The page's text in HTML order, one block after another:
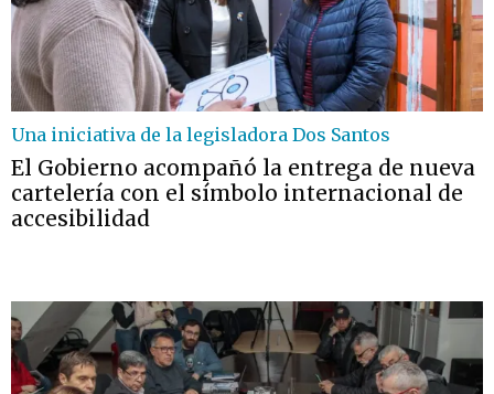
Una iniciativa de la legisladora Dos Santos
El Gobierno acompañó la entrega de nueva
cartelería con el símbolo internacional de
accesibilidad